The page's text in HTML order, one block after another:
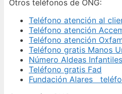
Otros teléfonos de ONG:
Teléfono atención al
Teléfono atención
Teléfono atención
Teléfono gratis Manos
Número Aldeas
Teléfono gratis Fad
Fundación Alares